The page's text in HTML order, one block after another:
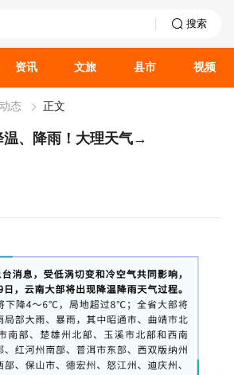
搜索
资讯 文旅 县市 视频
态 正文
温、降雨！大理天气→